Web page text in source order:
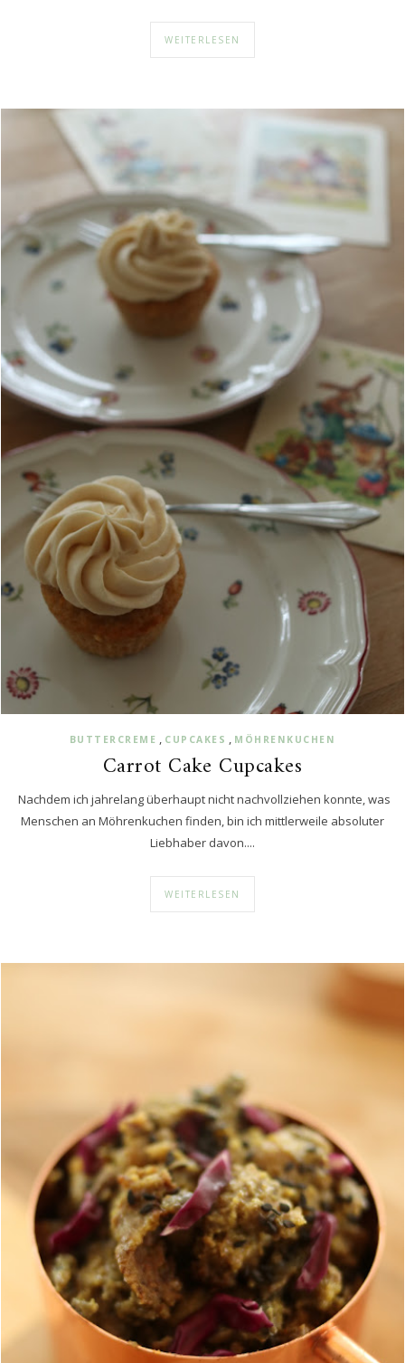
WEITERLESEN
BUTTERCREME , CUPCAKES , MÖHRENKUCHEN
Carrot Cake Cupcakes
Nachdem ich jahrelang überhaupt nicht nachvollziehen konnte, was
Menschen an Möhrenkuchen finden, bin ich mittlerweile absoluter
Liebhaber davon....
WEITERLESEN